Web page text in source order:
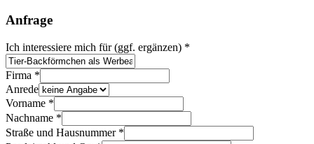
Anfrage
Ich interessiere mich für (ggf. ergänzen) *
Firma *
Anrede
Vorname *
Nachname *
Straße und Hausnummer *